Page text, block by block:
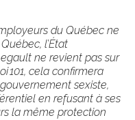
du Québec ne
l’État
ne revient pas sur
101, cela confirmera
sexiste,
en refusant à ses
la même protection